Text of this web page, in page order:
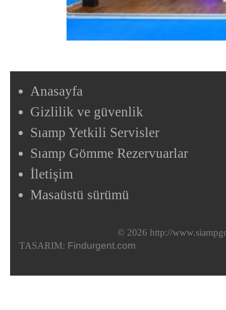
Anasayfa
Gizlilik ve güvenlik
Sıamp Yetkili Servisler
Sıamp Gömme Rezervuarlar
İletişim
Masaüstü sürümü
© 2026 http://
TASARIM: Findurgent.com